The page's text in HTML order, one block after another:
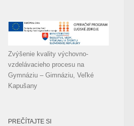
Zvýšenie kvality výchovno-
vzdelávacieho procesu na
Gymnáziu – Gimnáziu, Veľké
Kapušany
PREČÍTAJTE SI